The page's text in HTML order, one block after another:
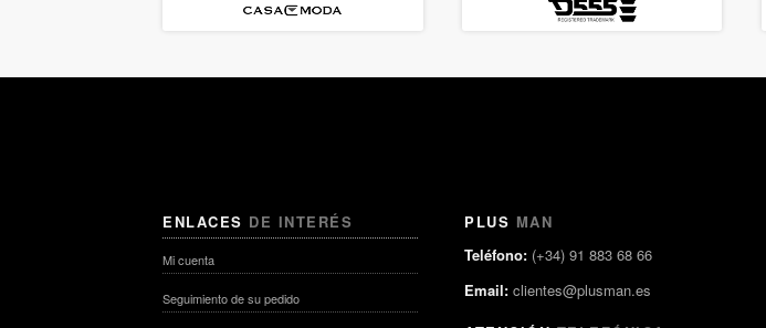
ENLACES DE INTERÉS
Mi cuenta
Seguimiento de su pedido
PLUS MAN
Teléfono: (+34) 91 883 68 66
Email: clientes@plusman.es